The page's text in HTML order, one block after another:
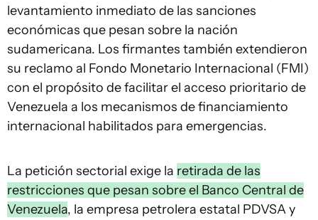
levantamiento inmediato de las sanciones
económicas que pesan sobre la nación
sudamericana. Los firmantes también extendieron
su reclamo al Fondo Monetario Internacional (FMI)
con el propósito de facilitar el acceso prioritario de
Venezuela a los mecanismos de financiamiento
internacional habilitados para emergencias.
La petición sectorial exige la retirada de las
restricciones que pesan sobre el Banco Central de
Venezuela, la empresa petrolera estatal PDVSA y